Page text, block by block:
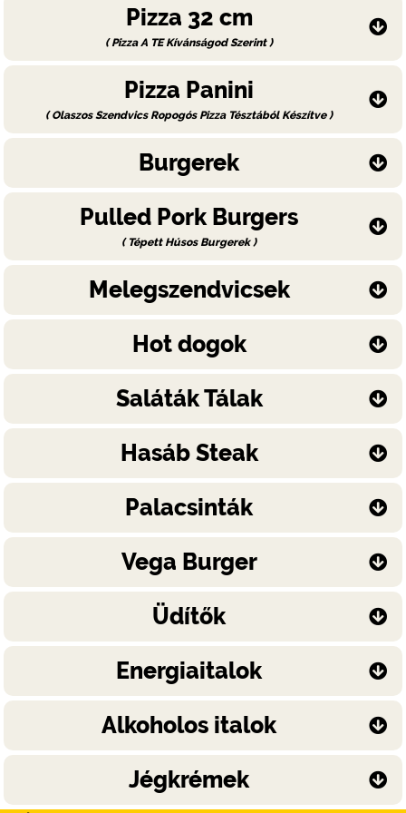
Pizza 32 cm
( Pizza A TE Kívánságod Szerint )
Pizza Panini
( Olaszos Szendvics Ropogós Pizza Tésztából Készítve )
Burgerek
Pulled Pork Burgers
( Tépett Húsos Burgerek )
Melegszendvicsek
Hot dogok
Saláták Tálak
Hasáb Steak
Palacsinták
Vega Burger
Üdítők
Energiaitalok
Alkoholos italok
Jégkrémek